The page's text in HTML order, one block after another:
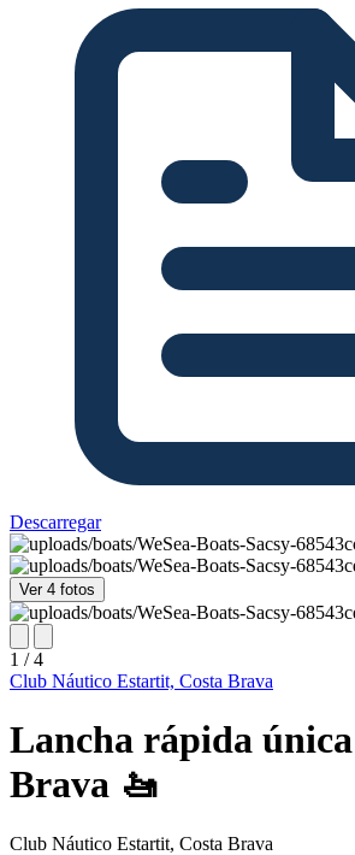
Descarregar
Ver 4 fotos
1 / 4
Club Náutico Estartit, Costa Brava
Lancha rápida
Brava 🚤
Club Náutico Estartit, Costa Brava